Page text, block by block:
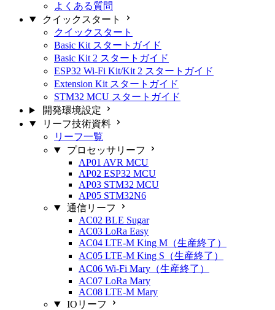
よくある質問
クイックスタート
クイックスタート
Basic Kit スタートガイド
Basic Kit 2 スタートガイド
ESP32 Wi-Fi Kit/Kit 2 スタートガイド
Extension Kit スタートガイド
STM32 MCU スタートガイド
開発環境設定
リーフ技術資料
リーフ一覧
プロセッサリーフ
AP01 AVR MCU
AP02 ESP32 MCU
AP03 STM32 MCU
AP05 STM32N6
通信リーフ
AC02 BLE Sugar
AC03 LoRa Easy
AC04 LTE-M King M（生産終了）
AC05 LTE-M King S（生産終了）
AC06 Wi-Fi Mary（生産終了）
AC07 LoRa Mary
AC08 LTE-M Mary
IOリーフ